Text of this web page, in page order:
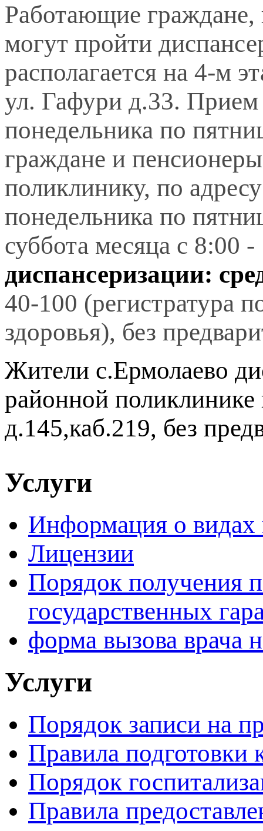
Работающие граждане,
могут пройти
располагается на 4-м
ул. Гафури д.33. Прием
понедельника по
граждане и
поликлинику, по
понедельника по
суббота месяца с 8:00
диспансеризации:
40-100 (регистратура
здоровья), без
Жители с.Ермолаево
районной поликлинике
д.145,каб.219, без
tabulation
is
rolex
replica
de
datejust
116300
25ct
diamante
y
esfera
automatico
undertaking
requisites.stern
making
can
rather
Услуги
Информация о
Лицензии
Порядок получения
государственных
форма вызова врача
Услуги
Порядок записи на
Правила подготовки
Порядок
Правила